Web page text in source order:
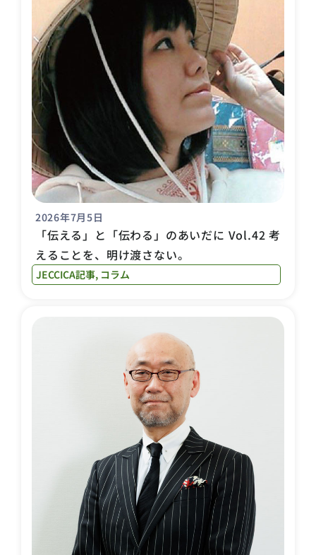
2026年7月5日
「伝える」と「伝わる」のあいだに Vol.42 考
えることを、明け渡さない。
JECCICA記事, コラム